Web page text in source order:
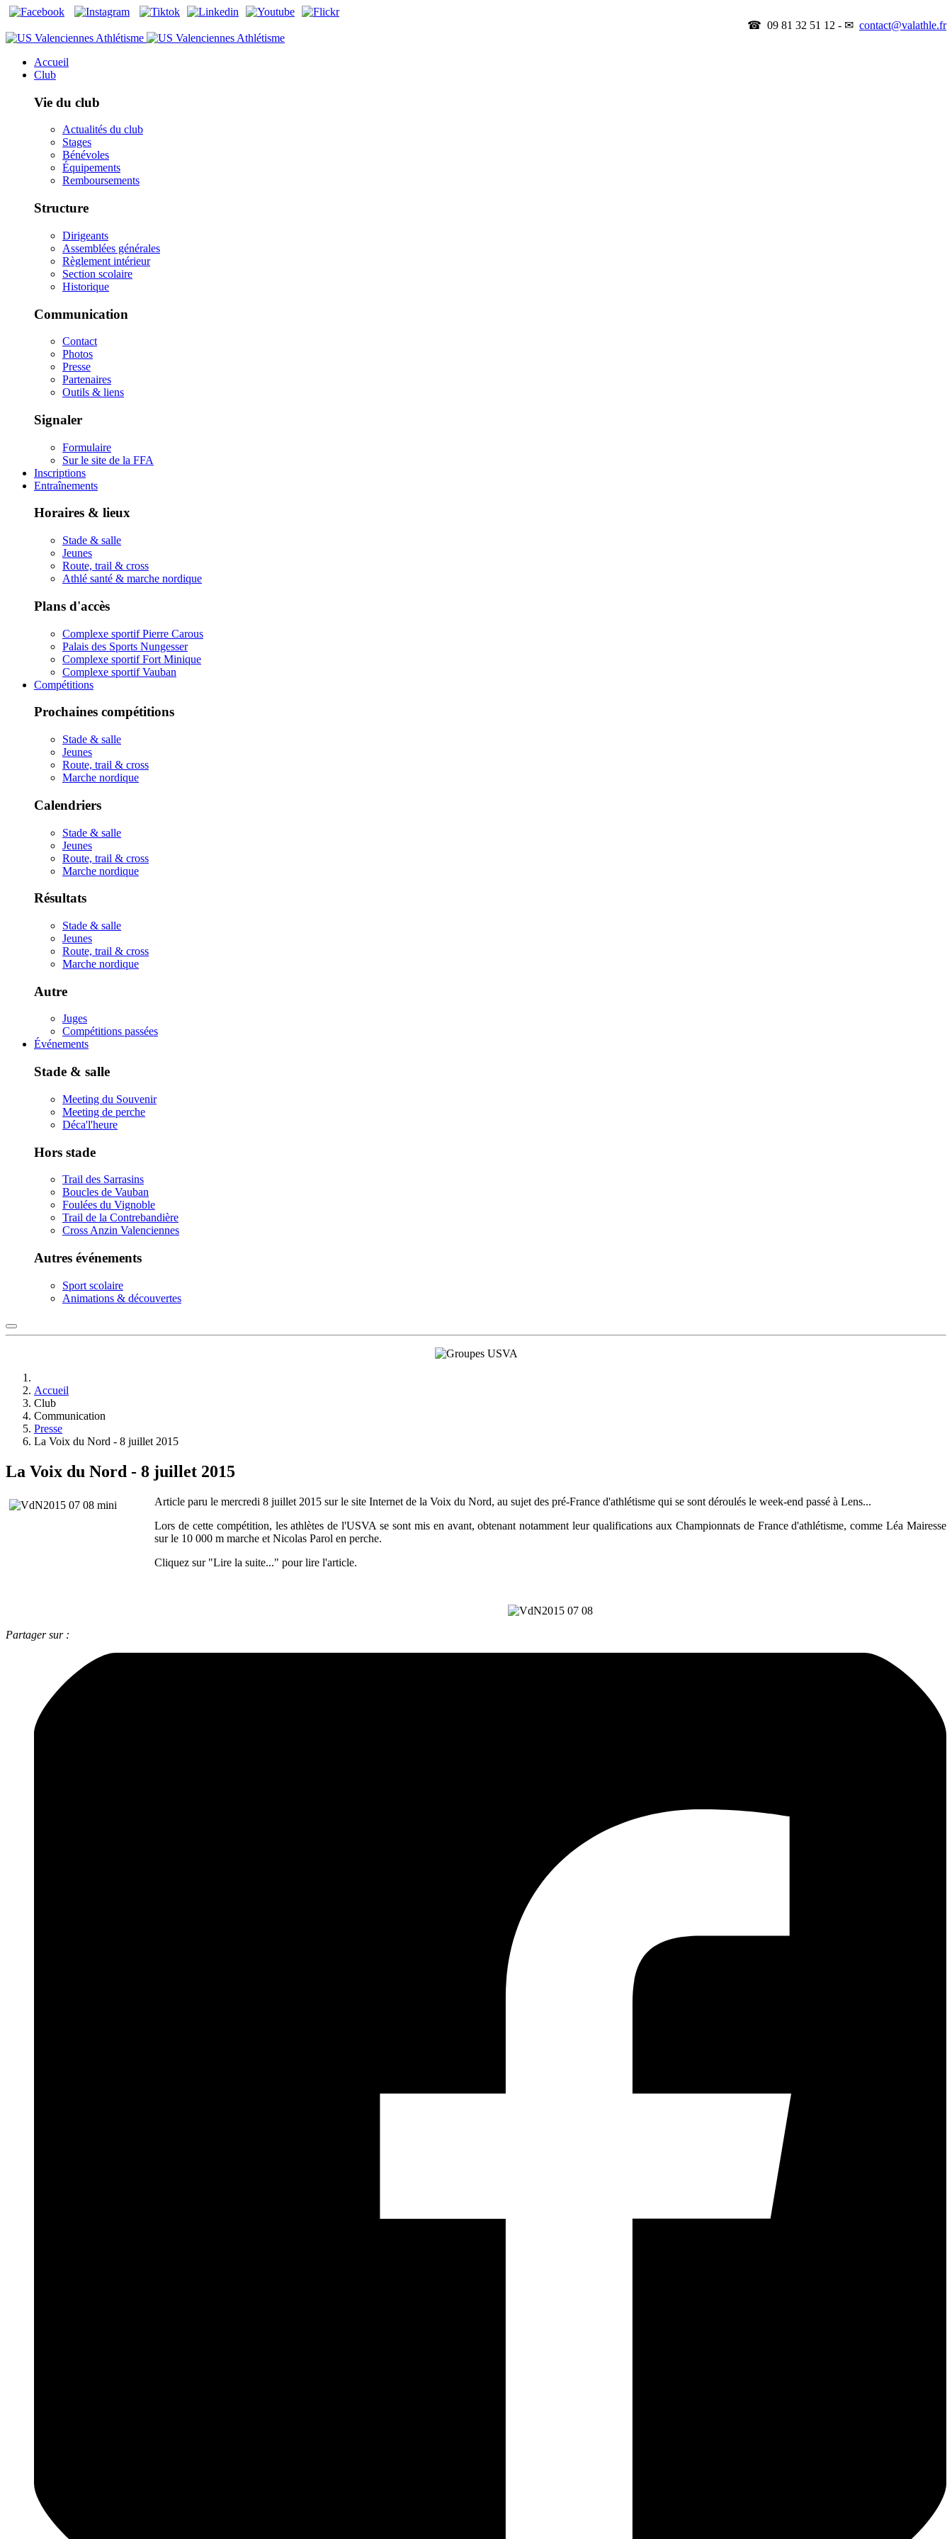
☎ 09 81 32 51 12 - ✉ contact@valathle.fr
Accueil
Club
Vie du club
Actualités du club
Stages
Bénévoles
Équipements
Remboursements
Structure
Dirigeants
Assemblées générales
Règlement intérieur
Section scolaire
Historique
Communication
Contact
Photos
Presse
Partenaires
Outils & liens
Signaler
Formulaire
Sur le site de la FFA
Inscriptions
Entraînements
Horaires & lieux
Stade & salle
Jeunes
Route, trail & cross
Athlé santé & marche nordique
Plans d'accès
Complexe sportif Pierre Carous
Palais des Sports Nungesser
Complexe sportif Fort Minique
Complexe sportif Vauban
Compétitions
Prochaines compétitions
Stade & salle
Jeunes
Route, trail & cross
Marche nordique
Calendriers
Stade & salle
Jeunes
Route, trail & cross
Marche nordique
Résultats
Stade & salle
Jeunes
Route, trail & cross
Marche nordique
Autre
Juges
Compétitions passées
Événements
Stade & salle
Meeting du Souvenir
Meeting de perche
Déca'l'heure
Hors stade
Trail des Sarrasins
Boucles de Vauban
Foulées du Vignoble
Trail de la Contrebandière
Cross Anzin Valenciennes
Autres événements
Sport scolaire
Animations & découvertes
Accueil
Club
Communication
Presse
La Voix du Nord - 8 juillet 2015
La Voix du Nord - 8 juillet 2015
Article paru le mercredi 8 juillet 2015 sur le site Internet de la Voix du Nord, au sujet des pré-France d'athlétisme qui se sont déroulés le week-end passé à Lens...
Lors de cette compétition, les athlètes de l'USVA se sont mis en avant, obtenant notamment leur qualifications aux Championnats de France d'athlétisme, comme Léa Mairesse
sur le 10 000 m marche et Nicolas Parol en perche.
Cliquez sur "Lire la suite..." pour lire l'article.
Partager sur :